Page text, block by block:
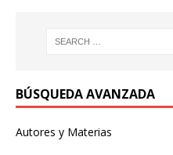
BÚSQUEDA AVANZADA
Autores y Materias